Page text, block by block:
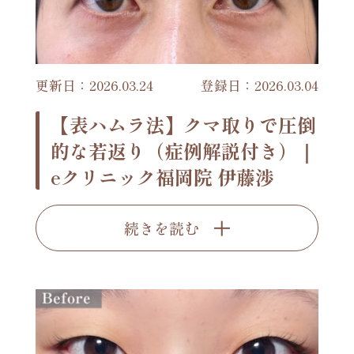
更新日：2026.03.24 登録日：2026.03.04
【表ハムラ法】クマ取りで圧倒
的な若返り（症例解説付き）｜
eクリニック福岡院 伊藤渉
続きを読む